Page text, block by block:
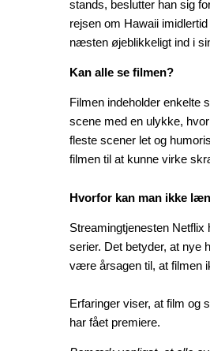
stands, beslutter han sig
rejsen om Hawaii
næsten øjeblikkeligt ind i
Kan alle se filmen?
Filmen indeholder enkelte
scene med en ulykke,
fleste scener let og
filmen til at kunne virke
Hvorfor kan man ikke
Streamingtjenesten
serier. Det betyder, at nye
være årsagen til, at filmen
Erfaringer viser, at film og
har fået premiere.